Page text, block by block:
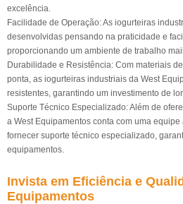
excelência.
Facilidade de Operação: As iogurteiras
desenvolvidas pensando na praticidade e
proporcionando um ambiente de trabalho
Durabilidade e Resistência: Com materiais
ponta, as iogurteiras industriais da West
resistentes, garantindo um investimento de
Suporte Técnico Especializado: Além de
a West Equipamentos conta com uma
fornecer suporte técnico especializado,
equipamentos.
Invista em Eficiência e
Equipamentos